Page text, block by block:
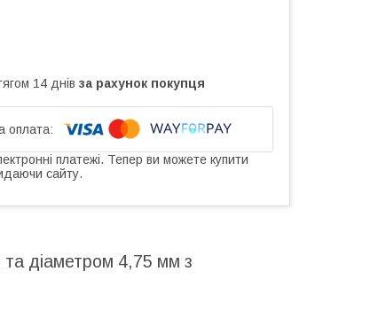
14 днів за рахунок покупця
платежі. Тепер ви можете купити
сайту.
діаметром 4,75 мм з